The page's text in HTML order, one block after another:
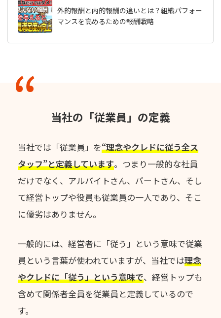
外的報酬と内的報酬の違いとは？組織パフォー
マンスを高めるための報酬戦略
当社の「従業員」の定義
当社では「従業員」を“理念やクレドに従う全ス
タッフ”と定義しています。 つまり一般的な社員
だけでなく、アルバイトさん、パートさん、 そし
て経営トップや役員も従業員の一人であり、そこ
に優劣はありません。
一般的には、経営者に「従う」という意味で従業
員という言葉が使われていますが、 当社では理念
やクレドに「従う」という意味で、 経営トップも
含めて関係者全員を従業員と定義しているので
す。